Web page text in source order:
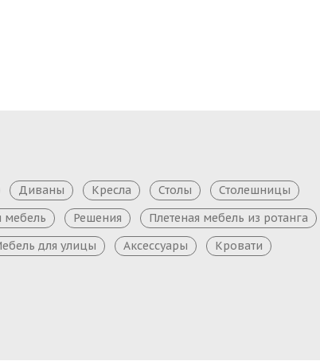
Диваны Кресла Столы
Столешницы
мебель Решения
Плетеная мебель из ротанга
для улицы Аксессуары Кровати